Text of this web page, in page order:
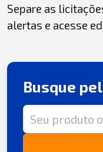
Separe as
alertas e acesse
Busque
Termo de busca